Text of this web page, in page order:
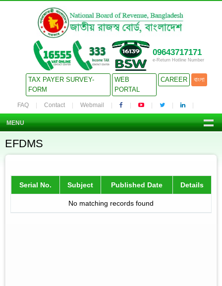
09643717171
e-Return Hotline Number
TAX PAYER SURVEY-
FORM
WEB
PORTAL
CAREER বাংলা
FAQ Contact Webmail
MENU
EFDMS
Serial No. Subject Published Date Details
No matching records found